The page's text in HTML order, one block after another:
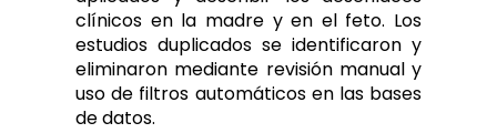
clínicos en la madre y en el feto. Los
estudios duplicados se identificaron y
eliminaron mediante revisión manual y
uso de filtros automáticos en las bases
de datos.